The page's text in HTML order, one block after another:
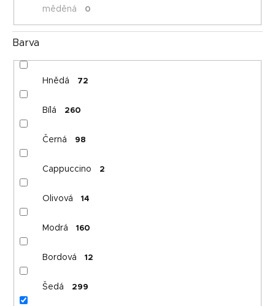
měděná 0
Barva
Hnědá 72
Bílá 260
Černá 98
Cappuccino 2
Olivová 14
Modrá 160
Bordová 12
Šedá 299